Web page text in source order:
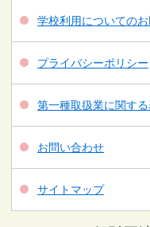
学校利用についての
プライバシーポリシー
第一種取扱業に関す
お問い合わせ
サイトマップ